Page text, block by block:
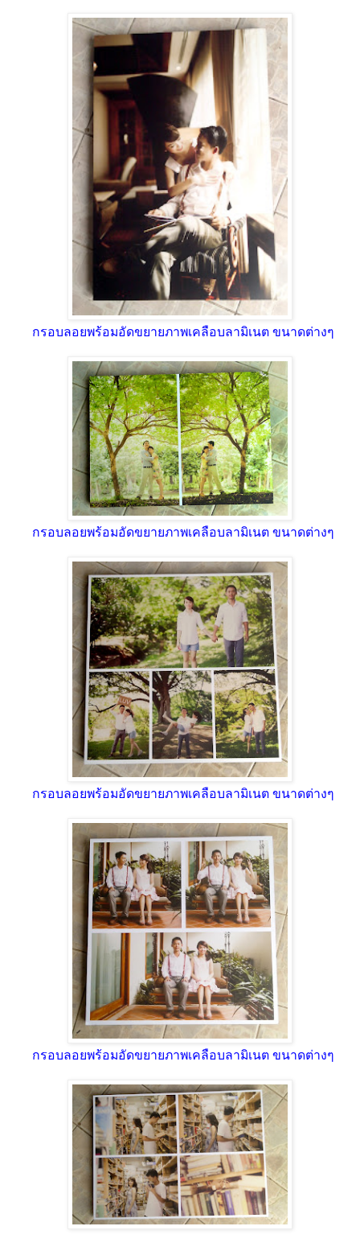
กรอบลอยพร้อมอัดขยายภาพเคลือบลามิเนต ขนาดต่างๆ
กรอบลอยพร้อมอัดขยายภาพเคลือบลามิเนต ขนาดต่างๆ
กรอบลอยพร้อมอัดขยายภาพเคลือบลามิเนต ขนาดต่างๆ
กรอบลอยพร้อมอัดขยายภาพเคลือบลามิเนต ขนาดต่างๆ